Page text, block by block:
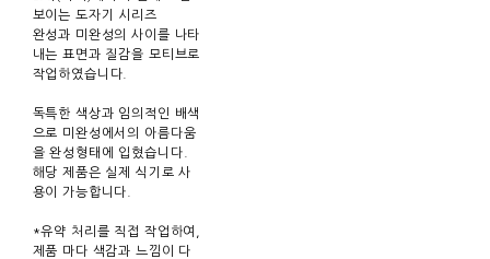
보이는 도자기 시리즈
완성과 미완성의 사이를 나타
내는 표면과 질감을 모티브로
작업하였습니다.
독특한 색상과 임의적인 배색
으로 미완성에서의 아름다움
을 완성형태에 입혔습니다.
해당 제품은 실제 식기로 사
용이 가능합니다.
*유약 처리를 직접 작업하여,
제품 마다 색감과 느낌이 다